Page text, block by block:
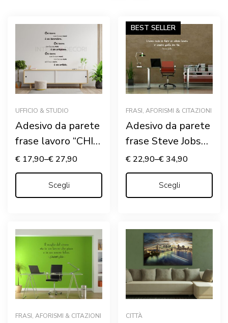
UFFICIO & STUDIO
Adesivo da parete
frase lavoro “CHI
LAVORA…”
€ 17,90–€ 27,90
Scegli
BEST SELLER
FRASI, AFORISMI & CITAZIONI
Adesivo da parete
frase Steve Jobs
“AMA QUELLO
CHE FAI”
€ 22,90–€34,90
Scegli
FRASI, AFORISMI & CITAZIONI CITTÀ